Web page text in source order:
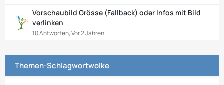
Vorschaubild Grösse (Fallback) oder Infos mit Bild
verlinken
10 Antworten, Vor 2 Jahren
Themen-Schlagwortwolke